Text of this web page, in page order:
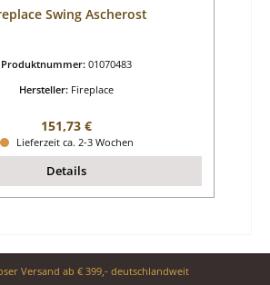
Swing Ascherost
Produktnummer: 01070483
Hersteller: Fireplace
Regulärer Preis:
151,73 €
Lieferzeit ca. 2-3 Wochen
Details
Versand ab € 399,- deutschlandweit